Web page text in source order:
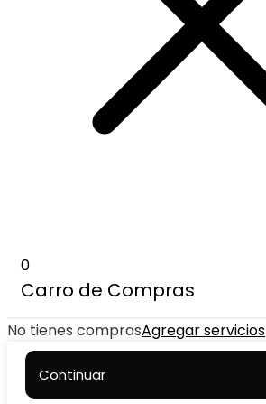
0
Carro de Compras
No tienes comprasAgregar servicios
Continuar